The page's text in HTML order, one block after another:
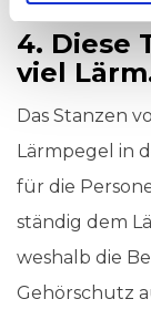
4. Diese
viel
Das Stanzen
Lärmpegel in
für die
ständig dem
weshalb die
Gehörschutz